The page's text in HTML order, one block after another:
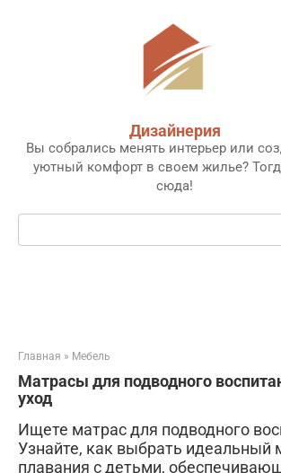
Дизайнерия
Вы собрались менять интерьер или
уютный комфорт в своем жилье?
сюда!
Поиск:
Главная » Мебель
Матрасы для подводного
уход
Ищете матрас для подводного
Узнайте, как выбрать идеальный
плавания с детьми,